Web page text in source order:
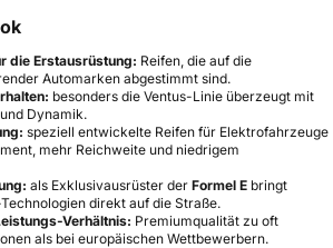
die Erstausrüstung: Reifen, die auf die
Automarken abgestimmt sind.
besonders die Ventus-Linie überzeugt mit
Dynamik.
speziell entwickelte Reifen für Elektrofahrzeuge
mehr Reichweite und niedrigem
als Exklusivausrüster der Formel E bringt
direkt auf die Straße.
Verhältnis: Premiumqualität zu oft
als bei europäischen Wettbewerbern.